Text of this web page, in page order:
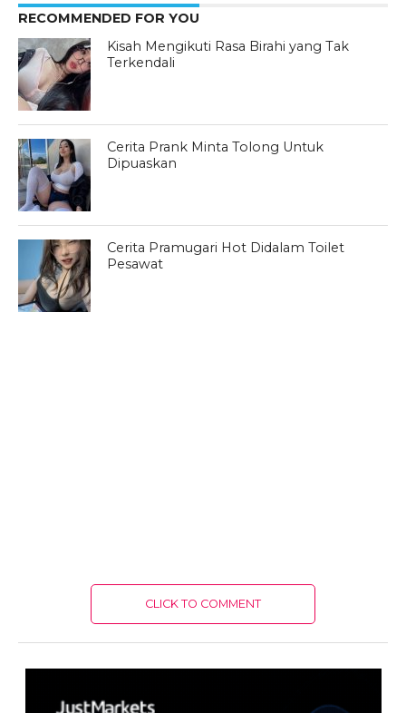
RECOMMENDED FOR YOU
Kisah Mengikuti Rasa Birahi yang Tak
Terkendali
Cerita Prank Minta Tolong Untuk
Dipuaskan
Cerita Pramugari Hot Didalam Toilet
Pesawat
CLICK TO COMMENT